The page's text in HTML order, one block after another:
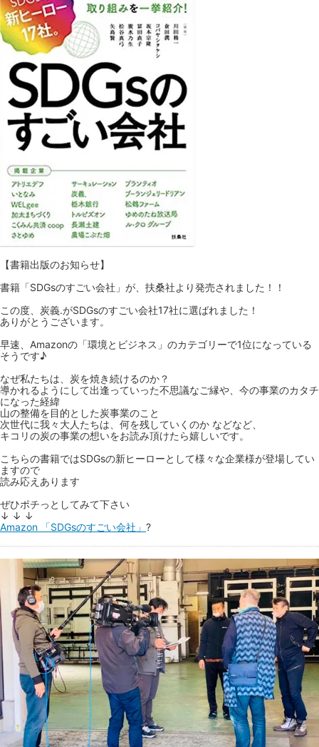
【書籍出版のお知らせ】
書籍「SDGsのすごい会社」が、扶桑社より発売されました！！
この度、炭義.がSDGsのすごい会社17社に選ばれました！
ありがとうございます。
早速、Amazonの「環境とビジネス」のカテゴリーで1位になっている
そうです♪
なぜ私たちは、炭を焼き続けるのか？
導かれるようにして出逢っていった不思議なご縁や、今の事業のカタチ
になった経緯
山の整備を目的とした炭事業のこと
次世代に我々大人たちは、何を残していくのか などなど、
キコリの炭の事業の想いをお読み頂けたら嬉しいです。
こちらの書籍ではSDGsの新ヒーローとして様々な企業様が登場してい
ますので
読み応えあります
ぜひポチっとしてみて下さい
↓ ↓ ↓
Amazon 「SDGsのすごい会社」 ?